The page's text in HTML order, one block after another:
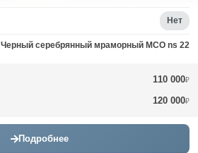
Нет
Черный серебрянный мраморный MCO ns 22
110 000₽
120 000₽
Подробнее